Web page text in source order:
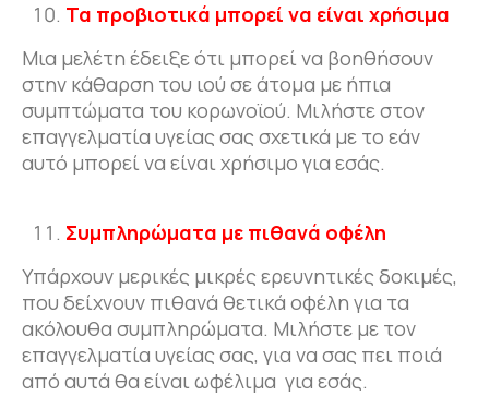
Τα προβιοτικά μπορεί να είναι χρήσιμα
Μια μελέτη έδειξε ότι μπορεί να βοηθήσουν
στην κάθαρση του ιού σε άτομα με ήπια
συμπτώματα του κορωνοϊού. Μιλήστε στον
επαγγελματία υγείας σας σχετικά με το εάν
αυτό μπορεί να είναι χρήσιμο για εσάς.
Συμπληρώματα με πιθανά οφέλη
Υπάρχουν μερικές μικρές ερευνητικές δοκιμές,
που δείχνουν πιθανά θετικά οφέλη για τα
ακόλουθα συμπληρώματα. Μιλήστε με τον
επαγγελματία υγείας σας, για να σας πει ποιά
από αυτά θα είναι ωφέλιμα για εσάς.